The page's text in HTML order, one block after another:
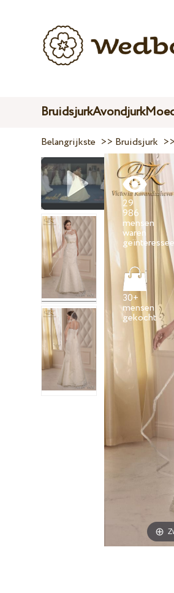
BruidsjurkAvondjurk
Belangrijkste >> Bruidsjurk
29
986
mensen
waren
30+
mensen